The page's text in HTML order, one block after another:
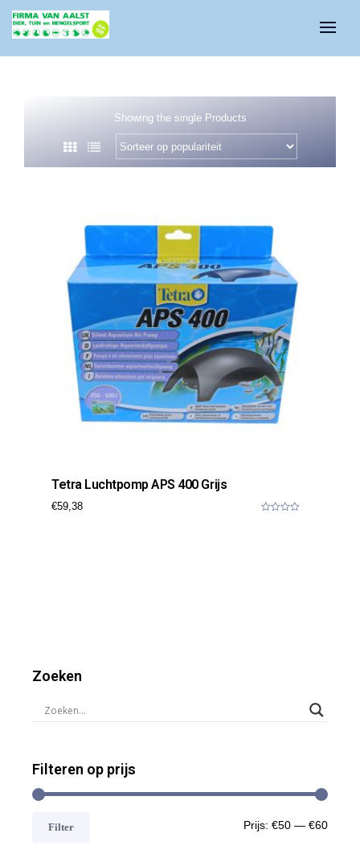
Showing the single Products
Tetra Luchtpomp APS 400 Grijs
€59,38
Zoeken
Filteren op prijs
MM
Filter Prijs: €50 — €60